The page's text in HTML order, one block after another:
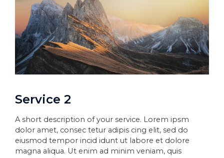
Service 2
A short description of your service. Lorem ipsm
dolor amet, consec tetur adipis cing elit, sed do
eiusmod tempor incid idunt ut labore et dolore
magna aliqua. Ut enim ad minim veniam, quis